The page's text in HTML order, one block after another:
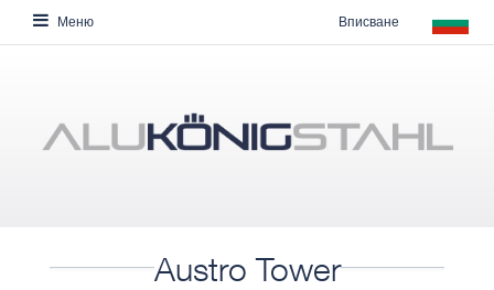
Меню Вписване
Austro Tower